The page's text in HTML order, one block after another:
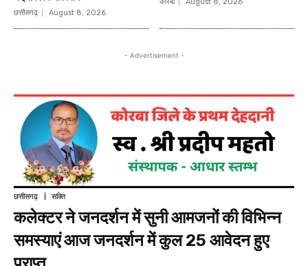
छत्तीसगढ़ August 8, 2026
कोरबा August 8, 2026
- Advertisement -